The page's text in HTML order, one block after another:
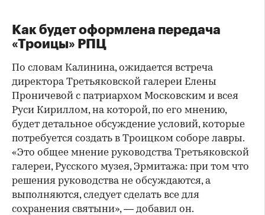
Как будет оформлена передача
«Троицы» РПЦ
По словам Калинина, ожидается встреча
директора Третьяковской галереи Елены
Проничевой с патриархом Московским и всея
Руси Кириллом, на которой, по его мнению,
будет детальное обсуждение условий, которые
потребуется создать в Троицком соборе лавры.
«Это общее мнение руководства Третьяковской
галереи, Русского музея, Эрмитажа: при том что
решения руководства не обсуждаются, а
выполняются, следует сделать все для
сохранения святыни», — добавил он.